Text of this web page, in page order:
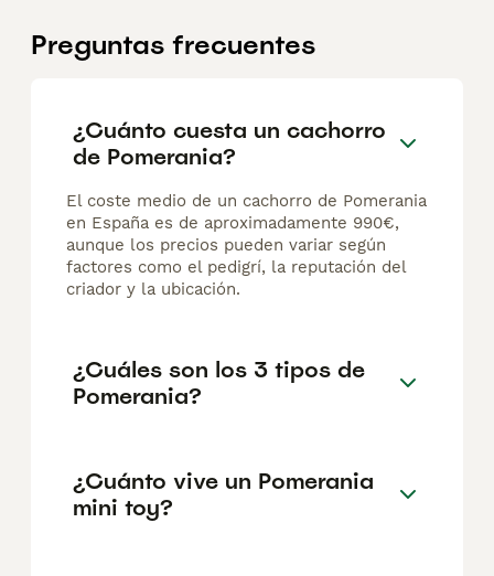
Preguntas frecuentes
¿Cuánto cuesta un cachorro
de Pomerania?
El coste medio de un cachorro de Pomerania
en España es de aproximadamente 990€,
aunque los precios pueden variar según
factores como el pedigrí, la reputación del
criador y la ubicación.
¿Cuáles son los 3 tipos de
Pomerania?
¿Cuánto vive un Pomerania
mini toy?